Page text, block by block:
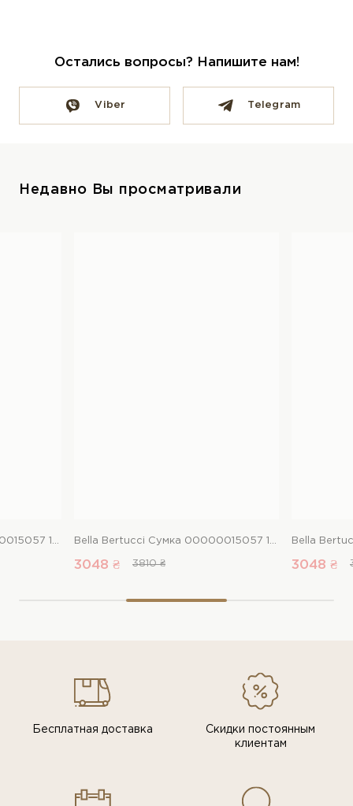
Остались вопросы? Напишите нам!
Viber Telegram
Недавно Вы просматривали
3048 ₴ 3810 ₴ 3048 ₴
Бесплатная доставка
Скидки постоянным
клиентам